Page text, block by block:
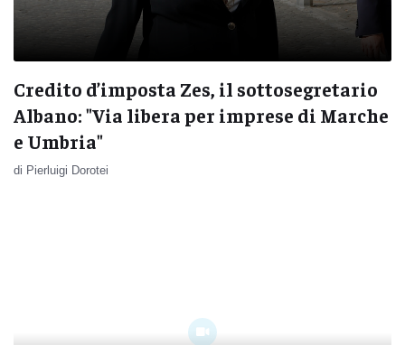
Credito d’imposta Zes, il sottosegretario
Albano: "Via libera per imprese di Marche
e Umbria"
di Pierluigi Dorotei